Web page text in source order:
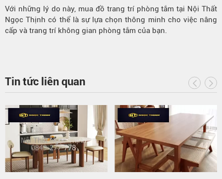
Với những lý do này, mua đồ trang trí phòng tắm tại Nội Thất
Ngọc Thịnh có thể là sự lựa chọn thông minh cho việc nâng
cấp và trang trí không gian phòng tắm của bạn.
Tin tức liên quan